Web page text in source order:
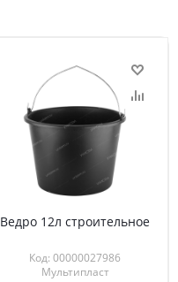
Ведро 12л строительное
Код: 00000027986
Мультипласт